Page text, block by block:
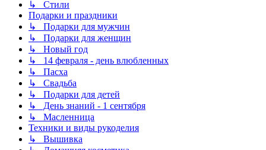
↳ Стили
Подарки и праздники
↳ Подарки для мужчин
↳ Подарки для женщин
↳ Новый год
↳ 14 февраля - день влюбленных
↳ Пасха
↳ Свадьба
↳ Подарки для детей
↳ День знаний - 1 сентября
↳ Масленница
Техники и виды рукоделия
↳ Вышивка